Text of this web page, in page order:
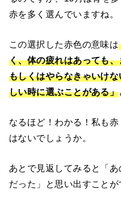
赤を多く選んでいますね。
この選択した赤色の意味は
く、体の疲れはあっても
もしくはやらなきゃいけ
しい時に選ぶことがある」
なるほど！わかる！私も
はないでしょうか。
あとで見返してみると「
だった」と思い出すことが